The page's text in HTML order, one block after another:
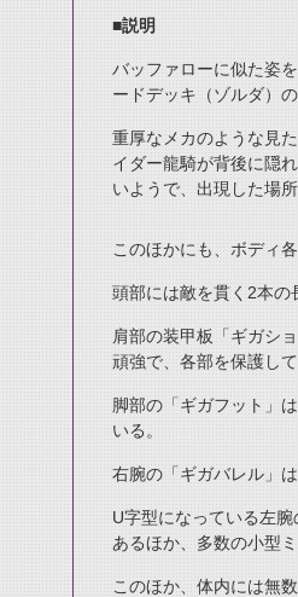
■説明
バッファローに似た姿
ードデッキ（ゾルダ）
重厚なメカのような見
イダー龍騎が背後に隠
いようで、出現した場
このほかにも、ボディ
頭部には敵を貫く2本の
肩部の装甲板「ギガシ
頑強で、各部を保護して
脚部の「ギガフット」
いる。
右腕の「ギガバレル」
U字型になっている左
あるほか、多数の小型
このほか、体内には無